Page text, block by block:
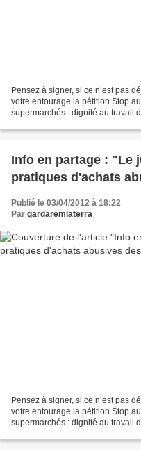
Pensez à signer, si ce n’est pas
votre entourage la pétition Stop
supermarchés : dignité au travail
Info en partage : "Le
pratiques d'achats
Publié le 03/04/2012 à 18:22
Par gardaremlaterra
Pensez à signer, si ce n’est pas
votre entourage la pétition Stop
supermarchés : dignité au travail